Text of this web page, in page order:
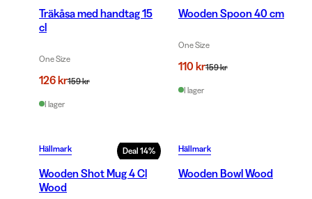
Träkåsa med handtag 15
cl
One Size
126 kr159 kr
I lager
Wooden Spoon 40 cm
One Size
110 kr159 kr
I lager
Deal 14%
Hällmark
Wooden Shot Mug 4 Cl
Wood
Hällmark
Wooden Bowl Wood